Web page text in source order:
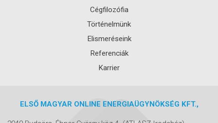
Cégfilozófia
Történelmünk
Elismeréseink
Referenciák
Karrier
ELSŐ MAGYAR ONLINE ENERGIAÜGYNÖKSÉG KFT.,